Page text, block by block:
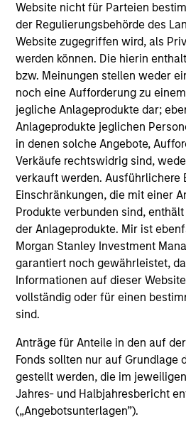
Website nicht für Parteien
der Regulierungsbehörde des
Website zugegriffen wird, als
werden können. Die hierin
bzw. Meinungen stellen weder
noch eine Aufforderung zu
jegliche Anlageprodukte dar;
Anlageprodukte jeglichen
in denen solche Angebote,
Verkäufe rechtswidrig sind,
verkauft werden. Ausführlichere
Einschränkungen, die mit einer
Produkte verbunden sind,
der Anlageprodukte. Mir ist
Morgan Stanley Investment
garantiert noch gewährleistet,
Informationen auf dieser
vollständig oder für einen
sind.
Anträge für Anteile in den auf
Fonds sollten nur auf Grundlage
gestellt werden, die im
Jahres- und Halbjahresbericht
(„Angebotsunterlagen”).
Differentiators
1
A portfolio of high quality
A concentrated portfolio of
investment team with a proven
well-managed high quality
earnings. These include IT
software and services, life
equipment firms providing
world-renowned consumer brand
also finds capital light, high return
niche industries, such as
industrials and payments in
2
Managing the risks that
Preserving capital is key to the